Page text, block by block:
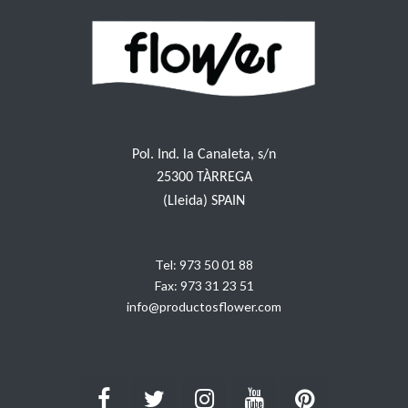
Pol. Ind. la Canaleta, s/n
25300 TÀRREGA
(Lleida) SPAIN
Tel: 973 50 01 88
Fax: 973 31 23 51
info@productosflower.com